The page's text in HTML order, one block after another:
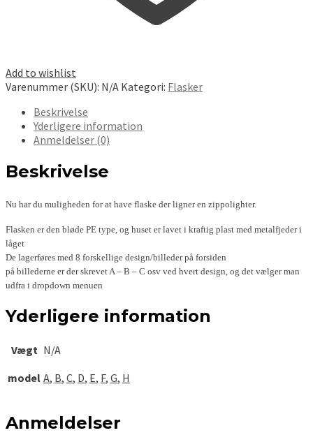
Add to wishlist
Varenummer (SKU): N/A Kategori: Flasker
Beskrivelse
Yderligere information
Anmeldelser (0)
Beskrivelse
Nu har du muligheden for at have flaske der ligner en zippolighter.
Flasken er den bløde PE type, og huset er lavet i kraftig plast med metalfjeder i
låget
De lagerføres med 8 forskellige design/billeder på forsiden
på billederne er der skrevet A – B – C osv ved hvert design, og det vælger man
udfra i dropdown menuen
Yderligere information
Vægt N/A
model A, B, C, D, E, F, G, H
Anmeldelser